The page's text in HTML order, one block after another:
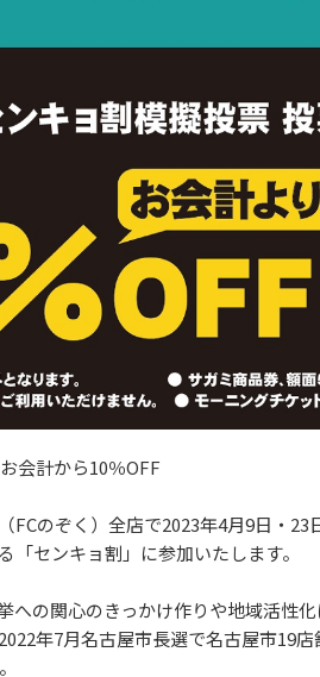
会計から10％OFF
のぞく）全店で2023年4月9日・23
センキョ割」に参加いたします。
への関心のきっかけ作りや地域活性
年7月名古屋市長選で名古屋市19